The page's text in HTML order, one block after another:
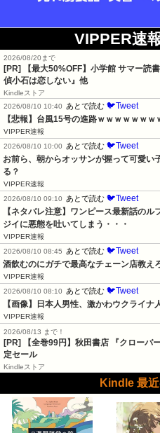
VIPPER速
2026/08/20まで
[PR]
【最大50%OFF】小学館 サマー読
偵小石は恋しない』他
Kindleストア
2026/08/10 10:40
あとで読む 🐦Tweet
【悲報】台風15号の進路ｗｗｗｗｗｗ
VIPPER速報
2026/08/10 10:00
あとで読む 🐦Tweet
お前ら、朝からオッサンが握って可愛
る？
VIPPER速報
2026/08/10 09:10
あとで読む 🐦Tweet
【ネタバレ注意】ワンピース最新話の
ジイに悪態を吐いてしまう・・・
VIPPER速報
2026/08/10 08:45
あとで読む 🐦Tweet
酒飲むのにガチで最高なチェーン店教え
VIPPER速報
2026/08/10 08:10
あとで読む 🐦Tweet
【画像】日本人男性、激かわウクライ
VIPPER速報
2026/08/13 まで！
[PR]
【全巻99円】秋田書店 『クローバ
定セール
Kindleストア
Kindle 最